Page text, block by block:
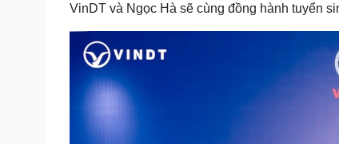
Sản phụ khoa
Nhi khoa
Nam khoa
Làm đẹp - giảm cân
Phòng mạch online
Ăn sạch sống khỏe
Tình yêu - Gia đình
VinDT và Ngọc Hà sẽ cùng đồng hành tuyển